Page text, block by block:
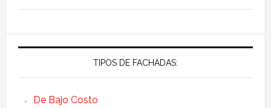
TIPOS DE FACHADAS:
De Bajo Costo